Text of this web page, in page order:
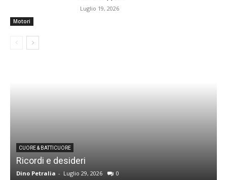
Motori
Luglio 19, 2026
CUORE & BATTICUORE
Ricordi e desideri
Dino Petralia - Luglio 29, 2026 0